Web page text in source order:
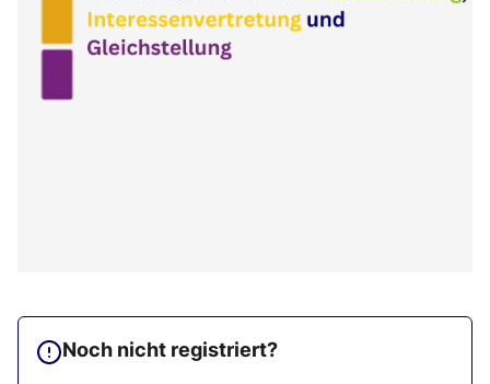
Noch nicht registriert?